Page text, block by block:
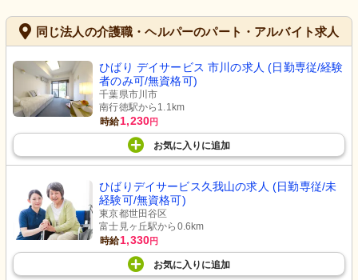
同じ法人の介護職・ヘルパーのパート・アルバイト求人
ひばり デイサービス 市川の求人 (日勤専従/経験
者のみ可/無資格可)
千葉県市川市
南行徳駅から1.1km
時給1,230円
お気に入り に追加
ひばりデイサービス久我山の求人 (日勤専従/未
経験可/無資格可)
東京都世田谷区
富士見ヶ丘駅から0.6km
時給1,330円
お気に入り に追加